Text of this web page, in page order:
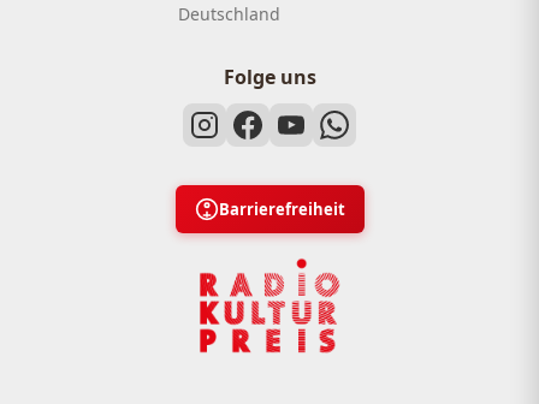
Deutschland
Folge uns
Barrierefreiheit